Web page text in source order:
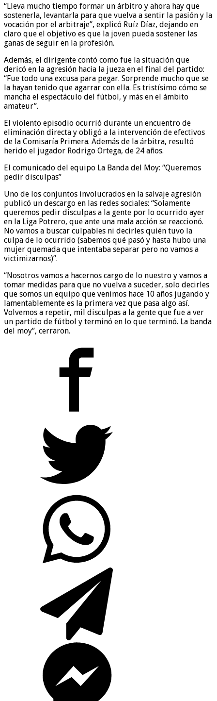
“Lleva mucho tiempo formar un árbitro y ahora hay que
sostenerla, levantarla para que vuelva a sentir la pasión y la
vocación por el arbitraje”, explicó Ruíz Díaz, dejando en
claro que el objetivo es que la joven pueda sostener las
ganas de seguir en la profesión.
Además, el dirigente contó como fue la situación que
dericó en la agresión hacia la jueza en el final del partido:
“Fue todo una excusa para pegar. Sorprende mucho que se
la hayan tenido que agarrar con ella. Es tristísimo cómo se
mancha el espectáculo del fútbol, y más en el ámbito
amateur”.
El violento episodio ocurrió durante un encuentro de
eliminación directa y obligó a la intervención de efectivos
de la Comisaría Primera. Además de la árbitra, resultó
herido el jugador Rodrigo Ortega, de 24 años.
El comunicado del equipo La Banda del Moy: “Queremos
pedir disculpas”
Uno de los conjuntos involucrados en la salvaje agresión
publicó un descargo en las redes sociales: “Solamente
queremos pedir disculpas a la gente por lo ocurrido ayer
en la Liga Potrero, que ante una mala acción se reaccionó.
No vamos a buscar culpables ni decirles quién tuvo la
culpa de lo ocurrido (sabemos qué pasó y hasta hubo una
mujer quemada que intentaba separar pero no vamos a
victimizarnos)”.
“Nosotros vamos a hacernos cargo de lo nuestro y vamos a
tomar medidas para que no vuelva a suceder, solo decirles
que somos un equipo que venimos hace 10 años jugando y
lamentablemente es la primera vez que pasa algo así.
Volvemos a repetir, mil disculpas a la gente que fue a ver
un partido de fútbol y terminó en lo que terminó. La banda
del moy”, cerraron.